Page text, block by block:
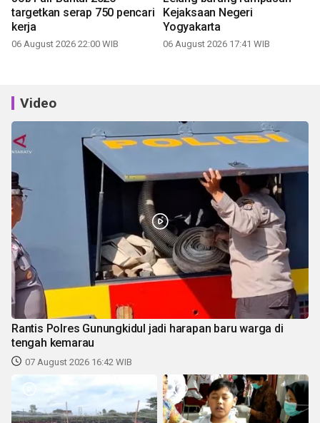
targetkan serap 750 pencari
kerja
06 August 2026 22:00 WIB
Kejaksaan Negeri
Yogyakarta
06 August 2026 17:41 WIB
Video
Rantis Polres Gunungkidul jadi harapan baru warga di
tengah kemarau
07 August 2026 16:42 WIB